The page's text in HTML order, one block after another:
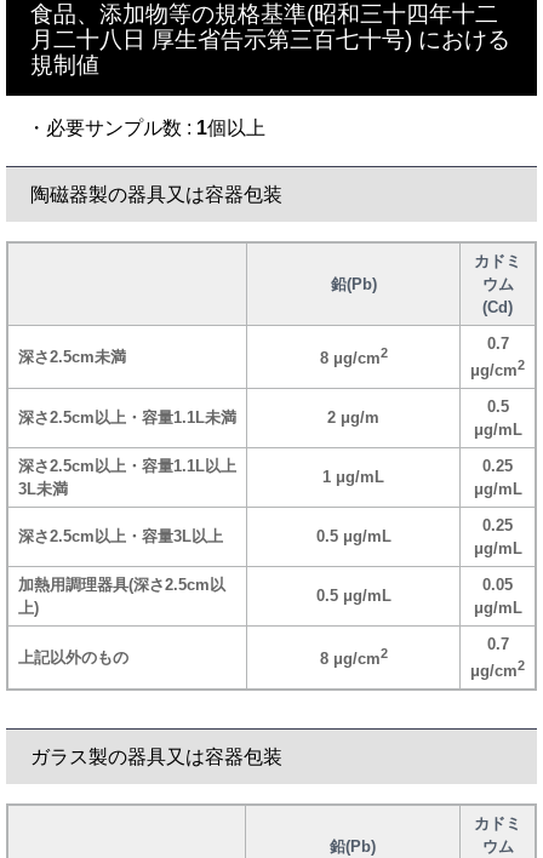
食品、添加物等の規格基準(昭和三十四年十二
月二十八日 厚生省告示第三百七十号) における
規制値
・必要サンプル数 : 1個以上
陶磁器製の器具又は容器包装
鉛(Pb)
カドミ
ウム
(Cd)
深さ2.5cm未満 8 μg/cm2
0.7
μg/cm2
深さ2.5cm以上・容量1.1L未満 2 μg/m
0.5
μg/mL
深さ2.5cm以上・容量1.1L以上
3L未満
1 μg/mL
0.25
μg/mL
深さ2.5cm以上・容量3L以上 0.5 μg/mL
0.25
μg/mL
加熱用調理器具(深さ2.5cm以
上)
0.5 μg/mL
0.05
μg/mL
上記以外のもの 8 μg/cm2
0.7
μg/cm2
ガラス製の器具又は容器包装
鉛(Pb)
カドミ
ウム